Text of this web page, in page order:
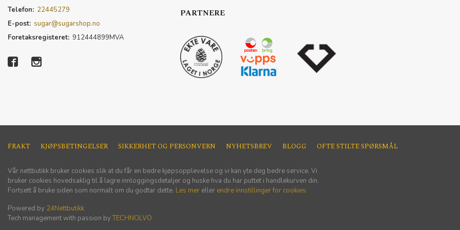
Telefon: 22445279
E-post: sugar@sugarshop.no
Foretaksregisteret: 912444899MVA
PARTNERE
FRAKT KJØPSBETINGELSER SIKKERHET OG PERSONVERN NYHETSBREV BLOGG OFTE STILTE SPØRSMÅL
Vår nettbutikk bruker cookies slik at du får en bedre kjøpsopplevelse og vi kan yte deg bedre service. Vi
bruker cookies hovedsaklig til å lagre innloggingsdetaljer og huske hva du har puttet i handlekurven din.
Fortsett å bruke siden som normalt om du godtar dette. Les mer eller endre innstillinger for cookies.
Powered by 24Nettbutikk
Tech management with passion byTECHNOLVO